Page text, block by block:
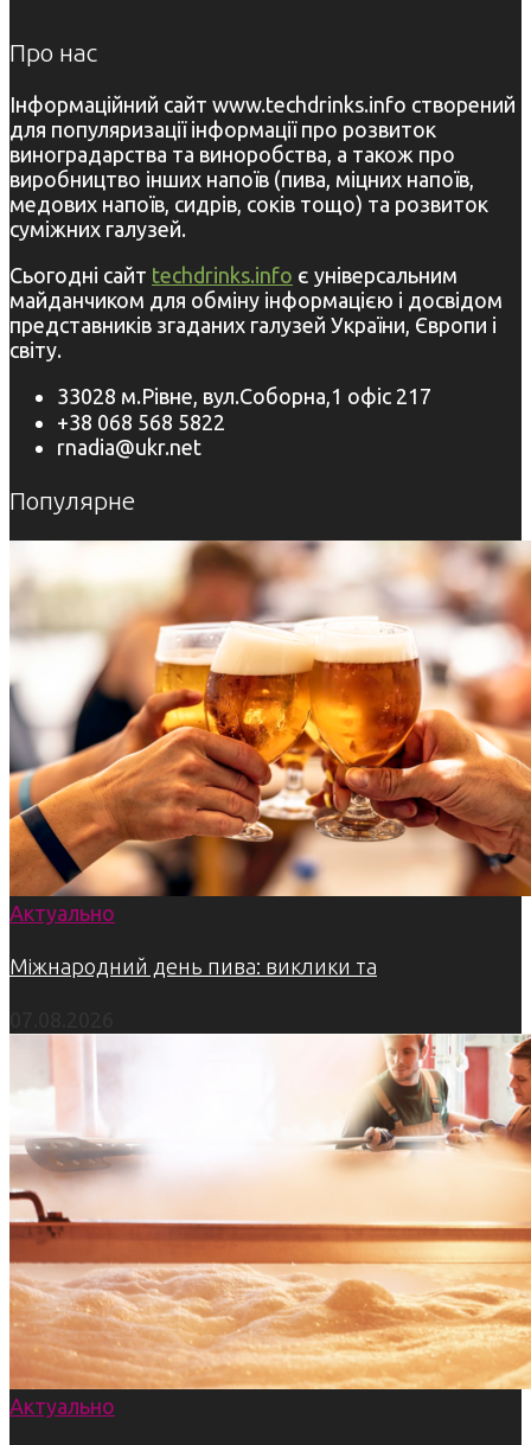
Про нас
Інформаційний сайт www.techdrinks.info створений
для популяризації інформації про розвиток
виноградарства та виноробства, а також про
виробництво інших напоїв (пива, міцних напоїв,
медових напоїв, сидрів, соків тощо) та розвиток
суміжних галузей.
Сьогодні сайт techdrinks.info є універсальним
майданчиком для обміну інформацією і досвідом
представників згаданих галузей України, Європи і
світу.
33028 м.Рівне, вул.Соборна,1 офіс 217
+38 068 568 5822
rnadia@ukr.net
Популярне
Актуально
Міжнародний день пива: виклики та
Актуально